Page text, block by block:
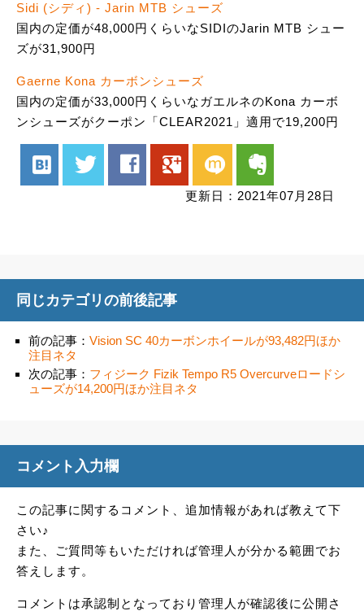
Sidi (シディ) - Jarin MTB シューズ
国内の定価が48,000円くらいなSIDIのJarin MTB シュー
ズが31,900円
Gaerne Kona カーボンシューズ
国内の定価が33,000円くらいなガエルネのKona カーボ
ンシューズがクーポン「CLEAR2021」適用で19,200円
hatenabookmark twitter facebook google mixi evernote
更新日：2021年07月28日
同じカテゴリの前後記事
前の記事： Vision SC 40カーボンホイールが93,482円ほか
注目ネタ
次の記事： フィジーク Fizik Tempo R5 Overcurveロードシ
ューズが14,200円ほか注目ネタ
コメント入力欄
この記事に関するコメント、追加情報があれば教えて下
さい♪
また、ご質問等もいただければ管理人が分かる範囲でお
答えします。
コメントは承認制となっており管理人が確認後に公開さ